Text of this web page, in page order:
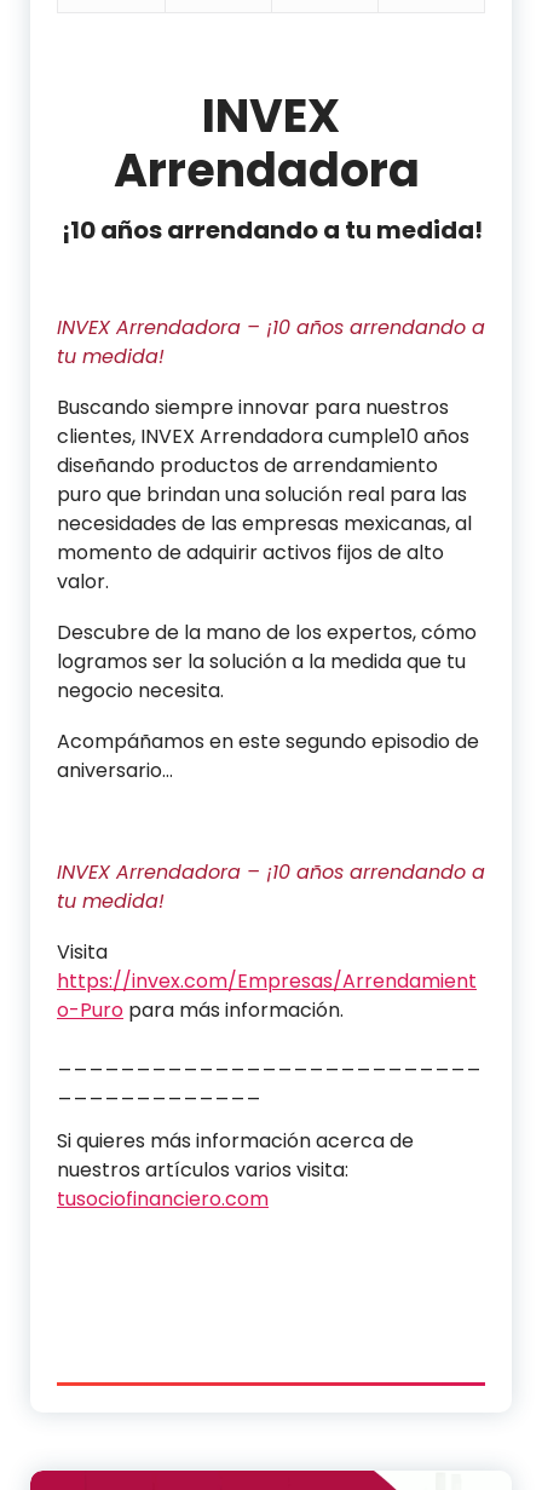
INVEX
Arrendadora
¡10 años arrendando a tu medida!
INVEX Arrendadora – ¡10 años arrendando a
tu medida!
Buscando siempre innovar para nuestros
clientes, INVEX Arrendadora cumple10 años
diseñando productos de arrendamiento
puro que brindan una solución real para las
necesidades de las empresas mexicanas, al
momento de adquirir activos fijos de alto
valor.
Descubre de la mano de los expertos, cómo
logramos ser la solución a la medida que tu
negocio necesita.
Acompáñamos en este segundo episodio de
aniversario…
INVEX Arrendadora – ¡10 años arrendando a
tu medida!
Visita
https://invex.com/Empresas/Arrendamient
o-Puro para más información.
Si quieres más información acerca de
nuestros artículos varios visita:
tusociofinanciero.com